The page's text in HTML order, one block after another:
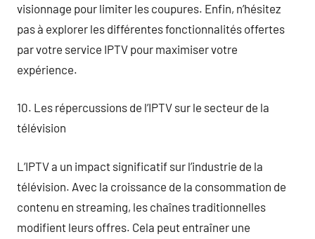
visionnage pour limiter les coupures. Enfin, n’hésitez
pas à explorer les différentes fonctionnalités offertes
par votre service IPTV pour maximiser votre
expérience.
10. Les répercussions de l’IPTV sur le secteur de la
télévision
L’IPTV a un impact significatif sur l’industrie de la
télévision. Avec la croissance de la consommation de
contenu en streaming, les chaînes traditionnelles
modifient leurs offres. Cela peut entraîner une